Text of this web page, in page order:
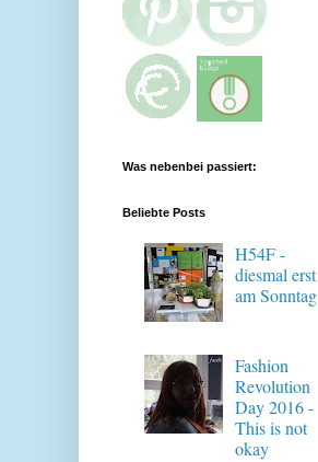
Was nebenbei passiert:
Beliebte Posts
H54F -
diesmal erst
am Sonntag
Fashion
Revolution
Day 2016 -
This is not
okay